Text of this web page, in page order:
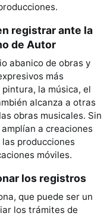
registrar ante la
de Autor
abanico de obras y
más
la música, el
alcanza a otras
obras musicales. Sin
a creaciones
producciones
móviles.
los registros
que puede ser un
los trámites de